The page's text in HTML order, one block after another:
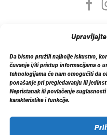
Da bismo pružili najbolje iskustvo,
čuvanje i/ili pristup informacijama o
tehnologijama će nam omogućiti da
ponašanje pri pregledavanju ili
Nepristanak ili povlačenje
karakteristike i funkcije.
Moj
Moje